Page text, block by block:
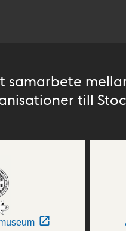
samarbete
till